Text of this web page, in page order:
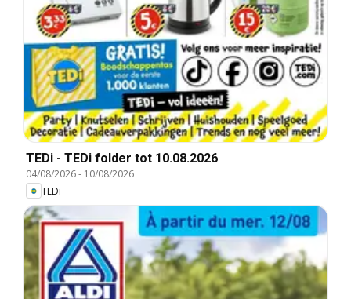
TEDi - TEDi folder tot 10.08.2026
04/08/2026- 10/08/2026
TEDi